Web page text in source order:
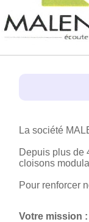
La société
Depuis plus de
cloisons
Pour renforcer
Votre mission :